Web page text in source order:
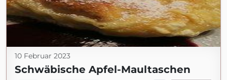
10 Februar 2023
Schwäbische Apfel-Maultaschen